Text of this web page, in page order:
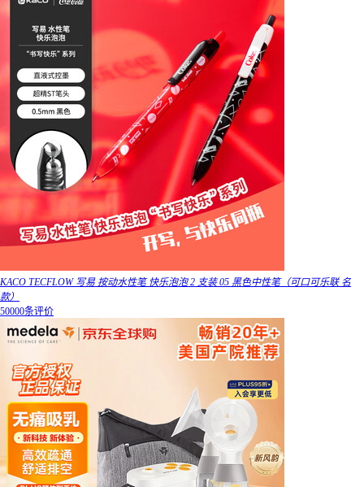
KACO TECFLOW 写易 按动水性笔 快乐泡泡 2 支装 05 黑色中性笔（可口可乐联 名
款）
50000条评价